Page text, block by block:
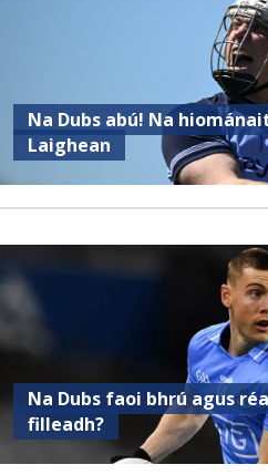
Na Dubs abú! Na
Laighean
Na Dubs faoi bhrú agus
filleadh?